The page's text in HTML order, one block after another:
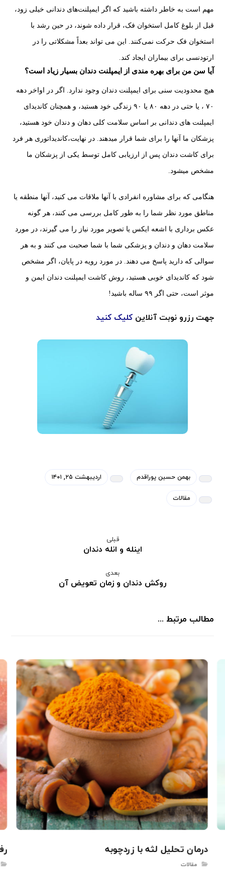
مهم است به خاطر داشته باشید که اگر ایمپلنت‌های دندانی خیلی زود،
قبل از بلوغ کامل استخوان فک، قرار داده شوند، در حین رشد با
استخوان فک حرکت نمی‌کنند. این می تواند بعداً مشکلاتی را در
ارتودنسی برای بیماران ایجاد کند.
آیا سن من برای بهره مندی از ایمپلنت دندان بسیار زیاد است؟
هیچ محدودیت سنی برای ایمپلنت دندان وجود ندارد. اگر در اواخر دهه
۷۰ ، یا حتی در دهه ۸۰ یا ۹۰ زندگی خود هستید، و همچنان کاندیدای
ایمپلنت های دندانی بر اساس سلامت کلی دهان و دندان خود هستید،
پزشکان ما آنها را برای شما قرار میدهند. در نهایت،کاندیداتوری هر فرد
برای کاشت دندان پس از ارزیابی کامل توسط یکی از پزشکان ما
مشخص میشود.
هنگامی که برای مشاوره انفرادی با آنها ملاقات می کنید، آنها منطقه یا
مناطق مورد نظر شما را به طور کامل بررسی می کنند، هر گونه
عکس برداری با اشعه ایکس یا تصویر مورد نیاز را می گیرند، در مورد
سلامت دهان و دندان و پزشکی شما با شما صحبت می کنند و به هر
سوالی که دارید پاسخ می دهند. در مورد رویه در پایان، اگر مشخص
شود که کاندیدای خوبی هستید، روش کاشت ایمپلنت دندان ایمن و
موثر است، حتی اگر ۹۹ ساله باشید!
جهت رزرو نوبت آنلاینکلیک کنید
بهمن حسین پوراقدم اردیبهشت ۲۵, ۱۴۰۱
مقالات
قبلی
اینله و انله دندان
بعدی
روکش دندان و زمان تعویض آن
مطالب مرتبط ...
درمان تحلیل لثه با زردچوبه
مقالات